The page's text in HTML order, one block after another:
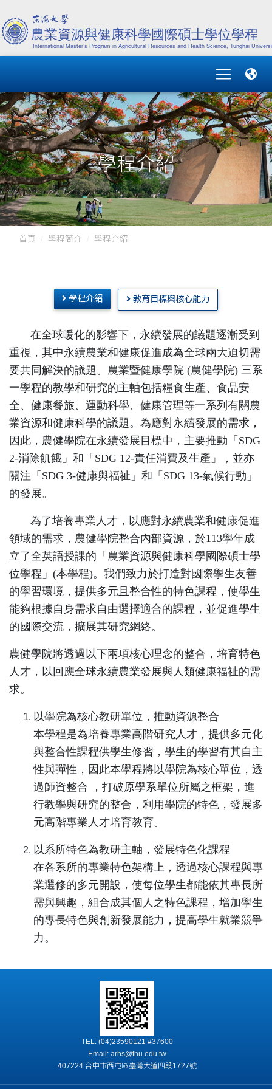
學程介紹
首頁 學程簡介 學程介紹
學程介紹 教育目標與核心能力
在全球暖化的影響下，永續發展的議題逐漸受到
重視，其中永續農業和健康促進成為全球兩大迫切需
要共同解決的議題。農業暨健康學院 (農健學院) 三系
一學程的教學和研究的主軸包括糧食生產、食品安
全、健康餐旅、運動科學、健康管理等一系列有關農
業資源和健康科學的議題。為應對永續發展的需求，
因此，農健學院在永續發展目標中，主要推動「SDG
2-消除飢餓」和「SDG 12-責任消費及生產」，並亦
關注「SDG 3-健康與福祉」和「SDG 13-氣候行動」
的發展。
為了培養專業人才，以應對永續農業和健康促進
領域的需求，農健學院整合內部資源，於113學年成
立了全英語授課的「農業資源與健康科學國際碩士學
位學程」(本學程)。我們致力於打造對國際學生友善
的學習環境，提供多元且整合性的特色課程，使學生
能夠根據自身需求自由選擇適合的課程，並促進學生
的國際交流，擴展其研究網絡。
農健學院將透過以下兩項核心理念的整合，培育特色
人才，以回應全球永續農業發展與人類健康福祉的需
求。
以學院為核心教研單位，推動資源整合
本學程是為培養專業高階研究人才，提供多元化
與整合性課程供學生修習，學生的學習有其自主
性與彈性，因此本學程將以學院為核心單位，透
過師資整合 ，打破原學系單位所屬之框架，進
行教學與研究的整合，利用學院的特色，發展多
元高階專業人才培育教育。
以系所特色為教研主軸，發展特色化課程
在各系所的專業特色架構上，透過核心課程與專
業選修的多元開設，使每位學生都能依其專長所
需與興趣，組合成其個人之特色課程，增加學生
的專長特色與創新發展能力，提高學生就業競爭
力。
TEL: (04)23590121 #37600
Email: arhs@thu.edu.tw
407224 台中市西屯區臺灣大道四段1727號